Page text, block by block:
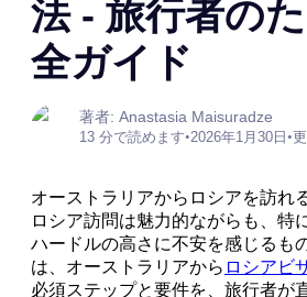
法 - 旅行者の
全ガイド
著者: Anastasia Maisuradze
13 分で読めます•2026年1月30日 •
オーストラリアからロシアを訪れ
ロシア訪問は魅力的ながらも、特
ハードルの高さに不安を感じるも
は、オーストラリアから ロシアビ
必須ステップと要件を、旅行者が